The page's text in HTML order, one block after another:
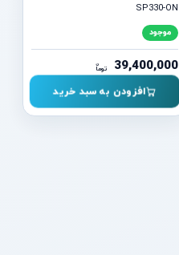
SP330-ON
موجود
39,400,000 توما
ن
افزودن به سبد خرید